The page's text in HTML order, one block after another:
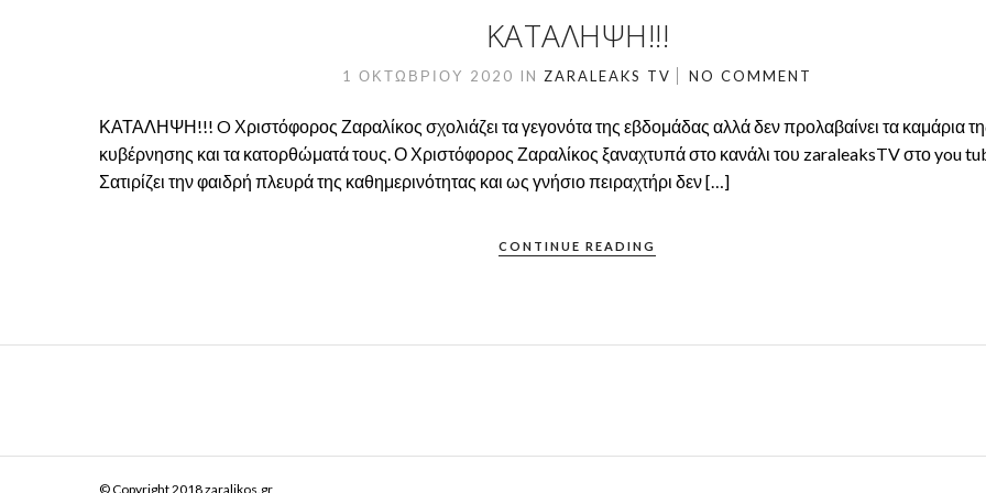
ΚΑΤΑΛΗΨΗ!!!
1 ΟΚΤΩΒΡΊΟΥ 2020 IN ZARALEAKS TV NO COMMENT
ΚΑΤΑΛΗΨΗ!!! O Χριστόφορος Ζαραλίκος σχολιάζει τα γεγονότα της εβδομάδας αλλά δεν προλαβαίνει τα καμάρια
κυβέρνησης και τα κατορθώματά τους. Ο Χριστόφορος Ζαραλίκος ξαναχτυπά στο κανάλι του zaraleaksTV στο you
Σατιρίζει την φαιδρή πλευρά της καθημερινότητας και ως γνήσιο πειραχτήρι δεν […]
CONTINUE READING
© Copyright 2018 zaralikos.gr